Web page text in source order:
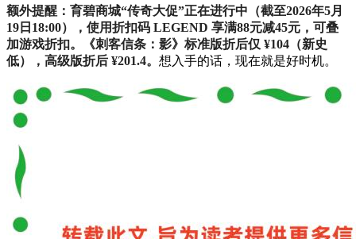
额外提醒：育碧商城“传奇大促”正在进行中（截至2026年5月
19日18:00），使用折扣码 LEGEND 享满88元减45元，可叠
加游戏折扣。《刺客信条：影》标准版折后仅 ¥104（新史
低），高级版折后 ¥201.4。 想入手的话，现在就是好时机。